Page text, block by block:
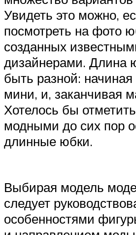
Увидеть это можно,
посмотреть на фото
созданных
дизайнерами. Длина
быть разной:
мини, и, заканчивая
Хотелось бы
модными до сих пор
длинные юбки.
Выбирая модель
следует
особенностями